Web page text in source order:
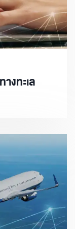
งทะเล